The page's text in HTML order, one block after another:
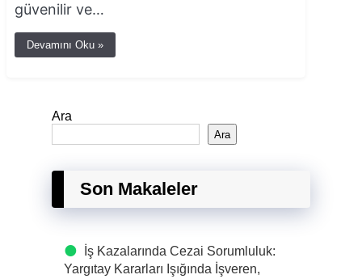
güvenilir ve…
Devamını Oku »
Ara
Ara
Son Makaleler
İş Kazalarında Cezai Sorumluluk:
Yargıtay Kararları Işığında İşveren,